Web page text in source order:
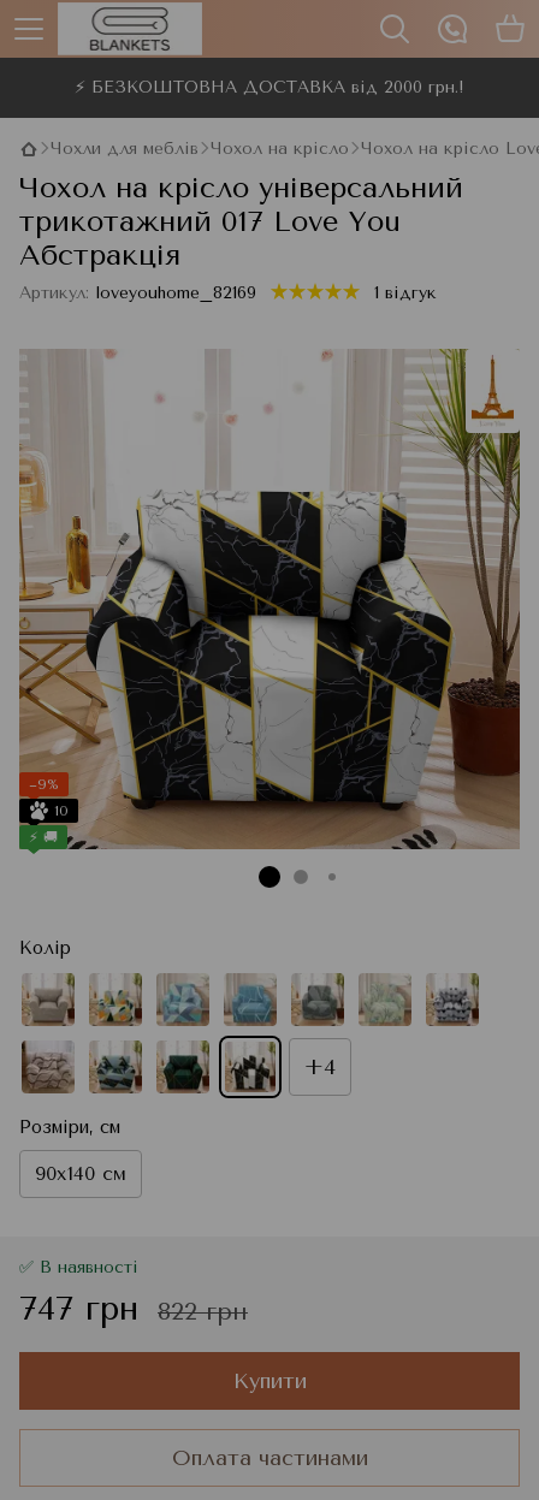
⚡ БЕЗКОШТОВНА ДОСТАВКА від 2000 грн.!
Чохли для меблів Чохол на крісло Чохол на крісло
Чохол на крісло універсальний
трикотажний 017 Love You
Абстракція
Артикул: loveyouhome_82169 1 відгук
−9%
10
⚡ 🚚
Колір
+4
Розміри, см
90x140 см
✅ В наявності
747 грн 822 грн
Купити
Оплата частинами